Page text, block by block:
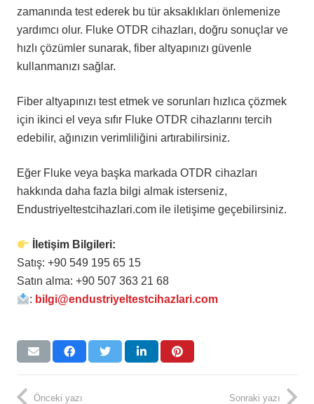
zamanında test ederek bu tür aksaklıkları önlemenize
yardımcı olur. Fluke OTDR cihazları, doğru sonuçlar ve
hızlı çözümler sunarak, fiber altyapınızı güvenle
kullanmanızı sağlar.
Fiber altyapınızı test etmek ve sorunları hızlıca çözmek
için ikinci el veya sıfır Fluke OTDR cihazlarını tercih
edebilir, ağınızın verimliliğini artırabilirsiniz.
Eğer Fluke veya başka markada OTDR cihazları
hakkında daha fazla bilgi almak isterseniz,
Endustriyeltestcihazlari.com ile iletişime geçebilirsiniz.
İletişim Bilgileri:
Satış: +90 549 195 65 15
Satın alma: +90 507 363 21 68
: bilgi@endustriyeltestcihazlari.com
Önceki yazı Sonraki yazı